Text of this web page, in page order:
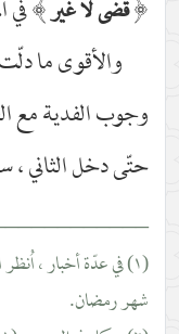
﴿قضى لا غير﴾
والأقوى ما
وجوب الفدية مع
حتّى دخل الثاني ،
شهر رمضان.